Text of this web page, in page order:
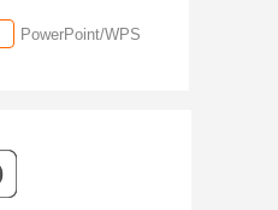
PowerPoint/WPS